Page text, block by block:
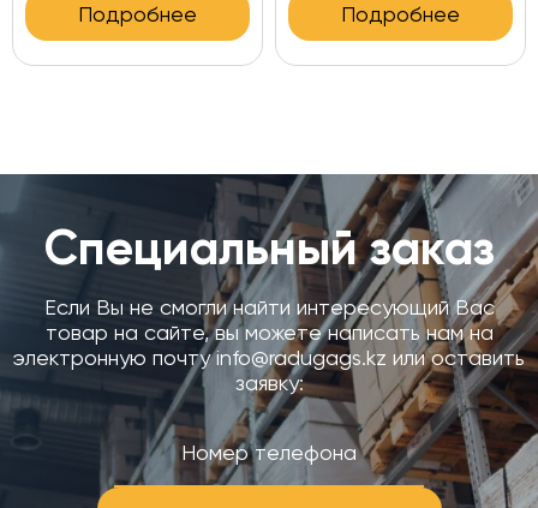
Подробнее Подробнее
Специальный заказ
Если Вы не смогли найти интересующий Вас
товар на сайте, вы можете написать нам на
электронную почту info@radugags.kz или оставить
заявку: